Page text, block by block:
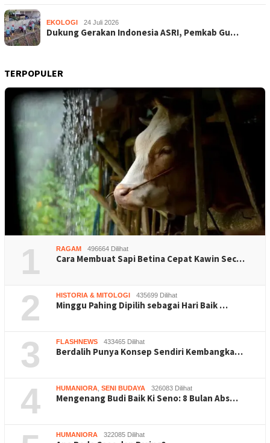
EKOLOGI 24 Juli 2026
Dukung Gerakan Indonesia ASRI, Pemkab Gu…
TERPOPULER
1 RAGAM 496664 Dilihat
Cara Membuat Sapi Betina Cepat Kawin Sec…
2 HISTORIA & MITOLOGI 435699 Dilihat
Minggu Pahing Dipilih sebagai Hari Baik …
3 FLASHNEWS 433465 Dilihat
Berdalih Punya Konsep Sendiri Kembangka…
4 HUMANIORA SENI BUDAYA 326083 Dilihat
Mengenang Budi Baik Ki Seno: 8 Bulan Abs…
HUMANIORA 322085 Dilihat